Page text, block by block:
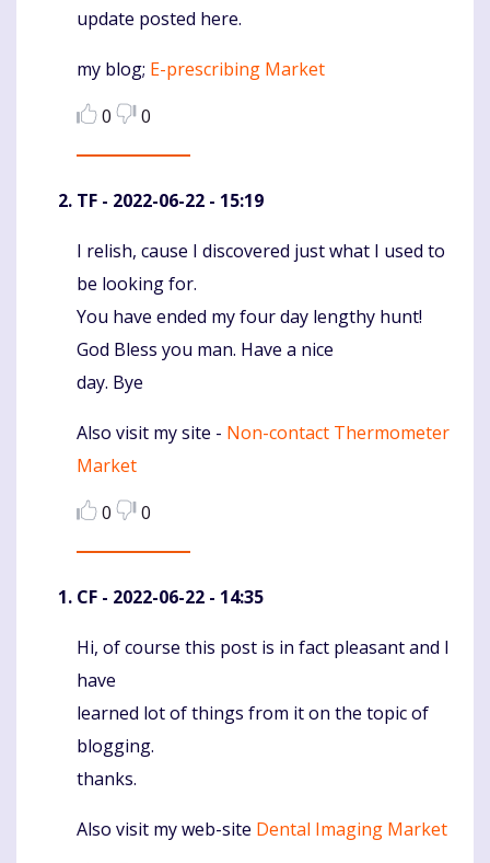
update posted here.
my blog; E-prescribing Market
0
0
TF - 2022-06-22 - 15:19
Komentaras
I relish, cause I discovered just what I used to
be looking for.
You have ended my four day lengthy hunt!
God Bless you man. Have a nice
day. Bye
Also visit my site - Non-contact Thermometer
Market
0
0
CF - 2022-06-22 - 14:35
Komentaras
Hi, of course this post is in fact pleasant and I
have
learned lot of things from it on the topic of
blogging.
thanks.
Also visit my web-site Dental Imaging Market